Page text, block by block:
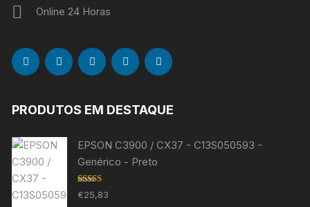
Online 24 Horas
PRODUTOS EM DESTAQUE
EPSON C3900 / CX37 - C13S050593 -
Genérico - Preto
Avaliação
5.00de 5
€25,83